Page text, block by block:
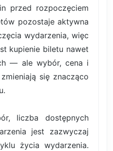
przed rozpoczęciem
pozostaje aktywna
wydarzenia, więc
kupienie biletu nawet
— ale wybór, cena i
się znacząco
liczba dostępnych
jest zazwyczaj
życia wydarzenia.